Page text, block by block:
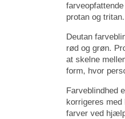
protan og tritan.
Deutan
rød og grøn.
at skelne
form, hvor
Farveblindhed
korrigeres
farver ved